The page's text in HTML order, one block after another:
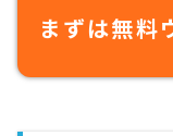
まずは無料